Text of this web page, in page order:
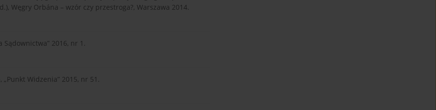
Węgry Orbána – wzór czy przestroga?, Warszawa 2014.
Sądownictwa” 2016, nr 1.
Widzenia” 2015, nr 51.